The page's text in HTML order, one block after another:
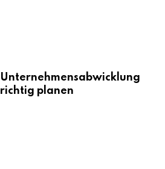
Unternehmensabwicklung
richtig planen